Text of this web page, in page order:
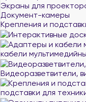
Экраны для
Документ-камеры
Крепления и
кабели
Видеоразветвители,
подставки для